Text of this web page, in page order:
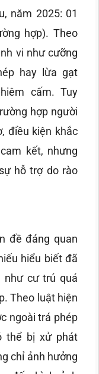
năm 2025: 01
hợp). Theo
vi như cưỡng
hay lừa gạt
cấm. Tuy
hợp người
điều kiện khắc
kết, nhưng
hỗ trợ do rào
đề đáng quan
hiểu biết đã
như cư trú quá
Theo luật hiện
ngoài trá phép
thể bị xử phát
chỉ ảnh hưởng